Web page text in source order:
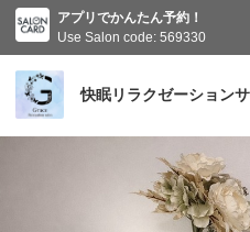
アプリでかんたん予約！
Use Salon code: 569330
クーポン メニュー スタッフ
快眠リラクゼーション